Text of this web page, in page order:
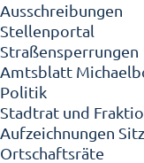
Ausschreibungen
Stellenportal
Straßensperrungen
Amtsblatt
Politik
Stadtrat und
Aufzeichnungen
Ortschaftsräte